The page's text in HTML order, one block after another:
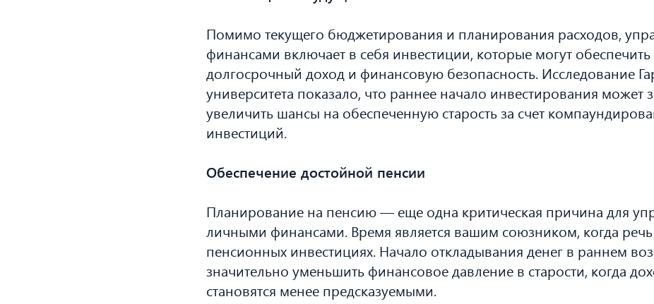
Помимо текущего бюджетирования и планирования расходов,
финансами включает в себя инвестиции, которые могут обеспечить
долгосрочный доход и финансовую безопасность. Исследование
университета показало, что раннее начало инвестирования может
увеличить шансы на обеспеченную старость за счет
инвестиций.
Обеспечение достойной пенсии
Планирование на пенсию — еще одна критическая причина для
личными финансами. Время является вашим союзником, когда речь
пенсионных инвестициях. Начало откладывания денег в раннем
значительно уменьшить финансовое давление в старости, когда
становятся менее предсказуемыми.